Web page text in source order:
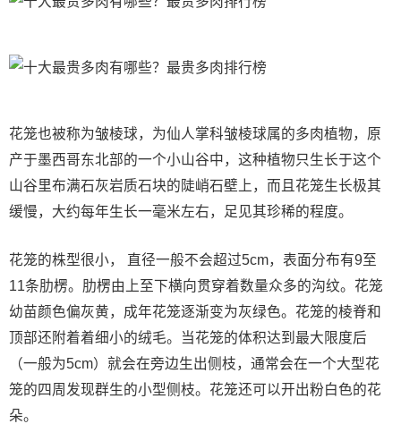
花笼也被称为皱棱球，为仙人掌科皱棱球属的多肉植物，原
产于墨西哥东北部的一个小山谷中，这种植物只生长于这个
山谷里布满石灰岩质石块的陡峭石壁上，而且花笼生长极其
缓慢，大约每年生长一毫米左右，足见其珍稀的程度。
花笼的株型很小， 直径一般不会超过5cm，表面分布有9至
11条肋楞。肋楞由上至下横向贯穿着数量众多的沟纹。花笼
幼苗颜色偏灰黄，成年花笼逐渐变为灰绿色。花笼的棱脊和
顶部还附着着细小的绒毛。当花笼的体积达到最大限度后
（一般为5cm）就会在旁边生出侧枝，通常会在一个大型花
笼的四周发现群生的小型侧枝。花笼还可以开出粉白色的花
朵。